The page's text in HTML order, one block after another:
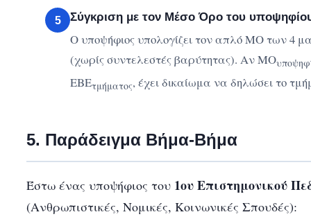
5 Σύγκριση με τον Μέσο Όρο του
Ο υποψήφιος υπολογίζει τον απλό ΜΟ των 4
(χωρίς συντελεστές βαρύτητας). Αν ΜΟ
ΕΒΕτμήματος, έχει δικαίωμα να δηλώσει το
5. Παράδειγμα Βήμα-Βήμα
Έστω ένας υποψήφιος του 1ου Επιστημονικού
(Ανθρωπιστικές, Νομικές, Κοινωνικές Σπουδές):